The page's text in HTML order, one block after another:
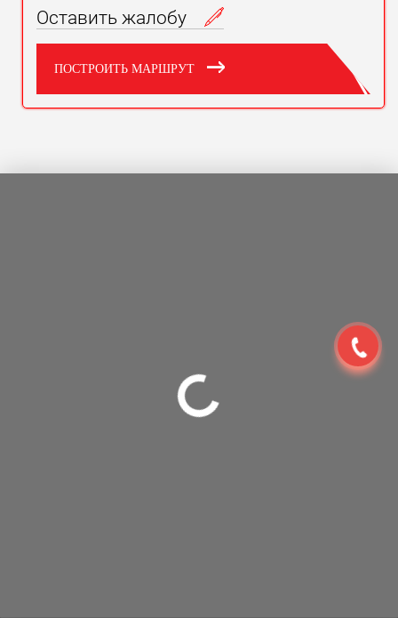
Оставить жалобу
ПОСТРОИТЬ МАРШРУТ